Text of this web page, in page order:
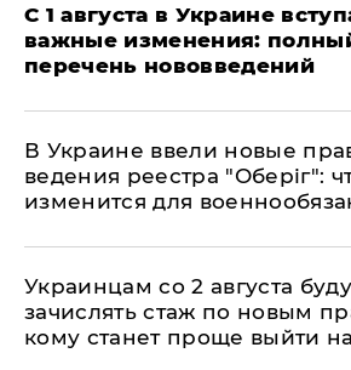
С 1 августа в Украине
важные изменения:
перечень нововведений
В Украине ввели новые
ведения реестра "Оберіг":
изменится для
Украинцам со 2 августа
зачислять стаж по новым
кому станет проще выйти